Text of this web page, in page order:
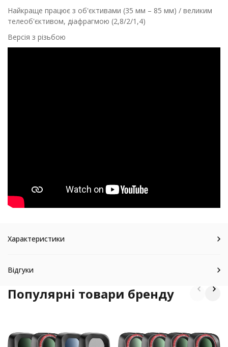
Найкраще працює з об'єктивами (35 мм – 85 мм) / великим
телеоб'єктивом, діафрагмою (2,8/2/1,4)
Версія з різьбою
Характеристики
Відгуки
Популярні товари бренду